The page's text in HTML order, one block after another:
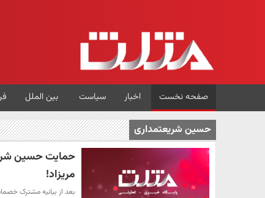
صفحه نخست اخبار سیاست بین الملل
حسین شریعتمداری
حمایت حسین
مریزاد!
بعد از بیانیه مشترک